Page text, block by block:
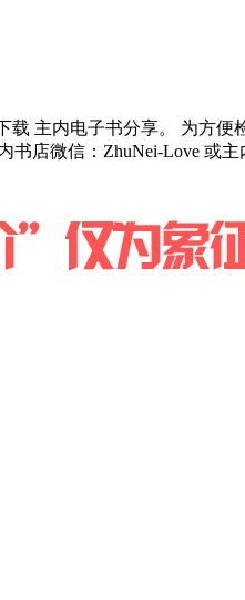
载 主内电子书分享。 为方
书店微信：ZhuNei-Love 或